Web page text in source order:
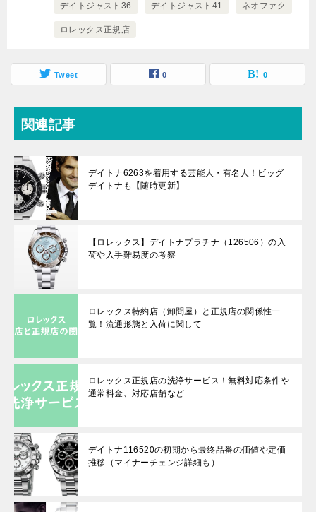
デイトジャスト36 デイトジャスト41 ネオファク
ロレックス正規店
Tweet 0 0
関連記事
デイトナ6263を着用する芸能人・有名人！ビッグ
デイトナも【随時更新】
【ロレックス】デイトナプラチナ（126506）の入
荷や入手難易度の考察
ロレックス特約店（卸問屋）と正規店の関係性一
覧！流通形態と入荷に関して
ロレックス正規店の洗浄サービス！無料対応条件や
通常料金、対応店舗など
デイトナ116520の初期から最終品番の価値や定価
推移（マイナーチェンジ詳細も）